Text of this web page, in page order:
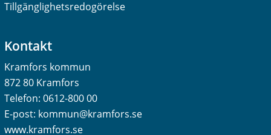
Tillgänglighetsredogörelse
Kontakt
Kramfors kommun
872 80 Kramfors
Telefon: 0612-800 00
E-post: kommun@kramfors.se
www.kramfors.se